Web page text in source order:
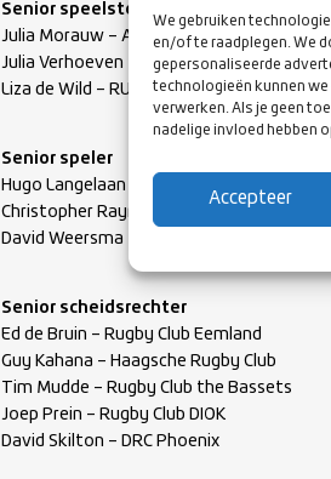
We gebruiken
en/of te raadplegen. We
gepersonaliseerde
technologieën kunnen we
verwerken. Als je geen
nadelige invloed hebben
Accepteer
Senior speelster
Julia Morauw – AAC
Julia Verhoeven – AAC
Liza de Wild – RUS
Senior speler
Hugo Langelaan – Rugby Club Eemland
Christopher Raymond – RFC Haarlem
David Weersma – Haagsche Rugby Club
Senior scheidsrechter
Ed de Bruin – Rugby Club Eemland
Guy Kahana – Haagsche Rugby Club
Tim Mudde – Rugby Club the Bassets
Joep Prein – Rugby Club DIOK
David Skilton – DRC Phoenix